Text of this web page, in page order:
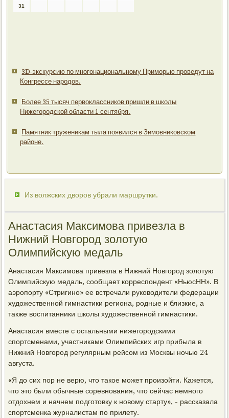
31
3D-экскурсию по многонациональному Приморью проведут на
Конгрессе народов.
Более 35 тысяч первоклассников пришли в школы
Нижегородской области 1 сентября.
Памятник труженикам тыла появился в Зимовниковском
районе.
Из волжских дворов убрали маршрутки.
Анастасия Максимова привезла в
Нижний Новгород золотую
Олимпийскую медаль
Анастасия Максимова привезла в Нижний Новгород золотую
Олимпийскую медаль, сообщает корреспондент «НьюсНН». В
аэропорту «Стригино» ее встречали руководители федерации
художественной гимнастики региона, родные и близкие, а
также воспитанники школы художественной гимнастики.
Анастасия вместе с остальными нижегородскими
спортсменами, участниками Олимпийских игр прибыла в
Нижний Новгород регулярным рейсом из Москвы ночью 24
августа.
«Я до сих пор не верю, что такое может произойти. Кажется,
что это были обычные соревнования, что сейчас немного
отдохнем и начнем подготовку к новому старту», - рассказала
спортсменка журналистам по прилету.